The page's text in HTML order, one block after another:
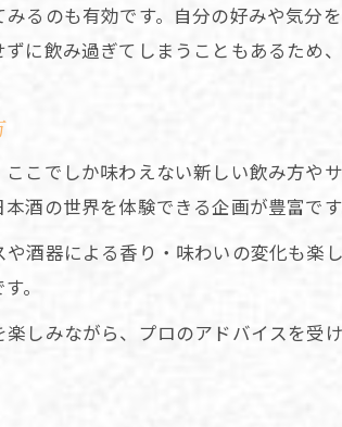
地酒・地焼酎の酒屋で初めて
専門店スタッフおすすめの地
天満駅周辺で安心して楽しむ
るのも有効です。自分の好みや気分
に飲み過ぎてしまうこともあるため
こでしか味わえない新しい飲み方や
酒の世界を体験できる企画が豊富です
酒器による香り・味わいの変化も楽
。
しみながら、プロのアドバイスを受